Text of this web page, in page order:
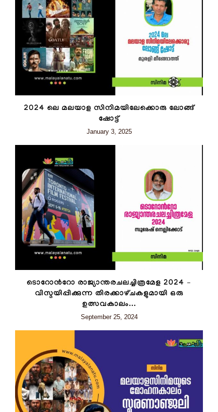
2024 ലെ മലയാള സിനിമയിലേക്കൊരു ലോങ്ങ്
ഷോട്ട്
January 3, 2025
ടൊറോന്‍റോ രാജ്യാന്തരചലച്ചിത്രമേള 2024 –
വിസ്മയിപ്പിക്കുന്ന തിരക്കാഴ്‌ചകളുമായി ഒരു
ഉത്സവകാലം...
September 25, 2024